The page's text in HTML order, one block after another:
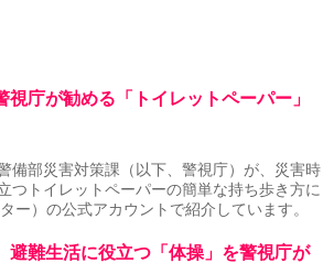
庁が勧める「トイレットペーパー」
備部災害対策課（以下、警視庁）が、災害時
つトイレットペーパーの簡単な持ち歩き方に
ー）の公式アカウントで紹介しています。
難生活に役立つ「体操」を警視庁が